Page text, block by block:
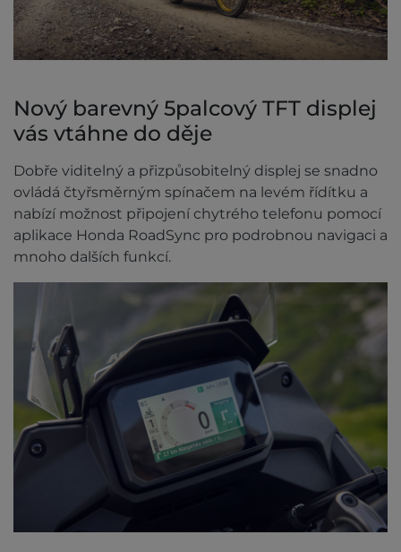
Nový barevný 5palcový TFT displej
vás vtáhne do děje
Dobře viditelný a přizpůsobitelný displej se snadno
ovládá čtyřsměrným spínačem na levém řídítku a
nabízí možnost připojení chytrého telefonu pomocí
aplikace Honda RoadSync pro podrobnou navigaci a
mnoho dalších funkcí.